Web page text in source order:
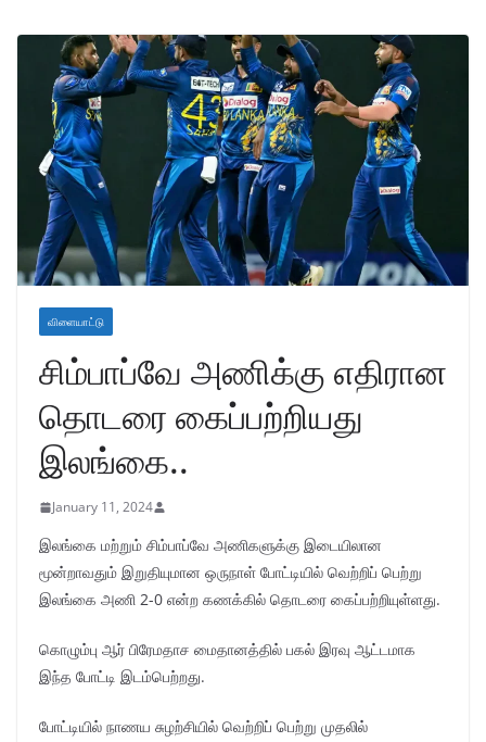
விளையாட்டு
சிம்பாப்வே அணிக்கு எதிரான
தொடரை கைப்பற்றியது
இலங்கை..
January 11, 2024
இலங்கை மற்றும் சிம்பாப்வே அணிகளுக்கு இடையிலான
மூன்றாவதும் இறுதியுமான ஒருநாள் போட்டியில் வெற்றிப் பெற்று
இலங்கை அணி 2-0 என்ற கணக்கில் தொடரை கைப்பற்றியுள்ளது.
கொழும்பு ஆர் பிரேமதாச மைதானத்தில் பகல் இரவு ஆட்டமாக
இந்த போட்டி இடம்பெற்றது.
போட்டியில் நாணய சுழற்சியில் வெற்றிப் பெற்று முதலில்